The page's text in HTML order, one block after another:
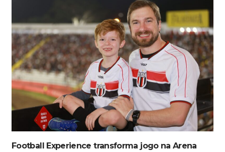
Football Experience transforma jogo na Arena